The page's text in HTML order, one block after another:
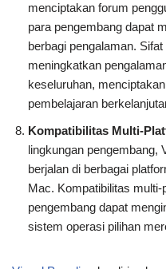
menciptakan forum
para pengembang dapat
berbagi pengalaman.
meningkatkan
keseluruhan,
pembelajaran
Kompatibilitas Multi-
lingkungan pengembang,
berjalan di berbagai
Mac. Kompatibilitas
pengembang dapat
sistem operasi pilihan